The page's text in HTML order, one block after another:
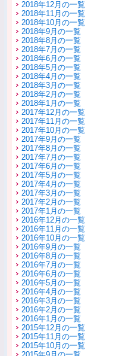
2018年12月の一覧
2018年11月の一覧
2018年10月の一覧
2018年9月の一覧
2018年8月の一覧
2018年7月の一覧
2018年6月の一覧
2018年5月の一覧
2018年4月の一覧
2018年3月の一覧
2018年2月の一覧
2018年1月の一覧
2017年12月の一覧
2017年11月の一覧
2017年10月の一覧
2017年9月の一覧
2017年8月の一覧
2017年7月の一覧
2017年6月の一覧
2017年5月の一覧
2017年4月の一覧
2017年3月の一覧
2017年2月の一覧
2017年1月の一覧
2016年12月の一覧
2016年11月の一覧
2016年10月の一覧
2016年9月の一覧
2016年8月の一覧
2016年7月の一覧
2016年6月の一覧
2016年5月の一覧
2016年4月の一覧
2016年3月の一覧
2016年2月の一覧
2016年1月の一覧
2015年12月の一覧
2015年11月の一覧
2015年10月の一覧